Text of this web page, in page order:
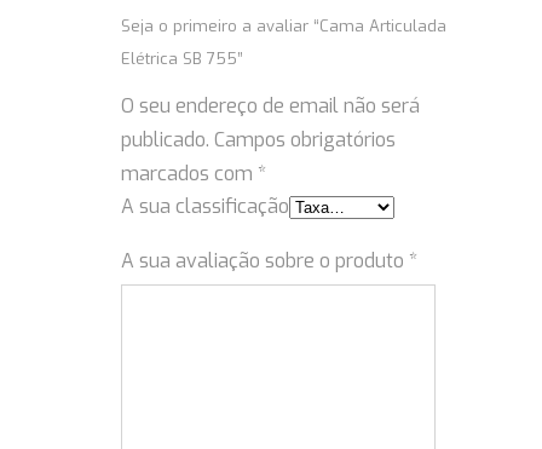
Seja o primeiro a avaliar “Cama Articulada
Elétrica SB 755”
O seu endereço de email não será
publicado. Campos obrigatórios
marcados com *
A sua classificação
A sua avaliação sobre o produto *